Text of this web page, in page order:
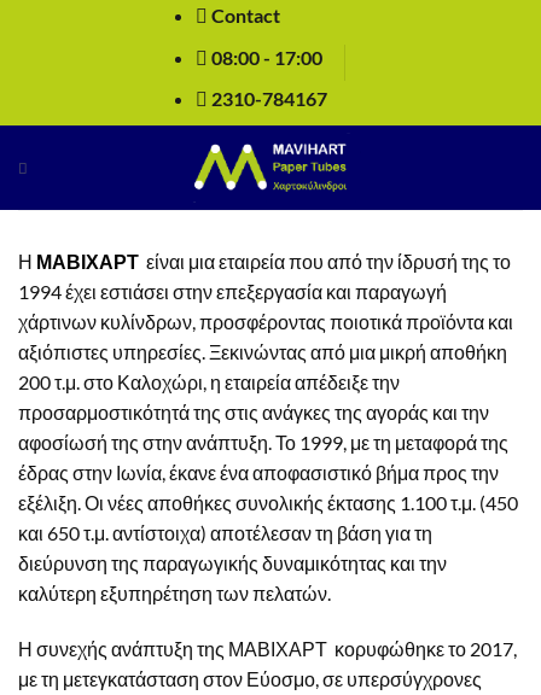
Contact
08:00 - 17:00
2310-784167
Η ΜΑΒΙΧΑΡΤ είναι μια εταιρεία που από την ίδρυσή της το
1994 έχει εστιάσει στην επεξεργασία και παραγωγή
χάρτινων κυλίνδρων, προσφέροντας ποιοτικά προϊόντα και
αξιόπιστες υπηρεσίες. Ξεκινώντας από μια μικρή αποθήκη
200 τ.μ. στο Καλοχώρι, η εταιρεία απέδειξε την
προσαρμοστικότητά της στις ανάγκες της αγοράς και την
αφοσίωσή της στην ανάπτυξη. Το 1999, με τη μεταφορά της
έδρας στην Ιωνία, έκανε ένα αποφασιστικό βήμα προς την
εξέλιξη. Οι νέες αποθήκες συνολικής έκτασης 1.100 τ.μ. (450
και 650 τ.μ. αντίστοιχα) αποτέλεσαν τη βάση για τη
διεύρυνση της παραγωγικής δυναμικότητας και την
καλύτερη εξυπηρέτηση των πελατών.
Η συνεχής ανάπτυξη της ΜΑΒΙΧΑΡΤ κορυφώθηκε το 2017,
με τη μετεγκατάσταση στον Εύοσμο, σε υπερσύγχρονες